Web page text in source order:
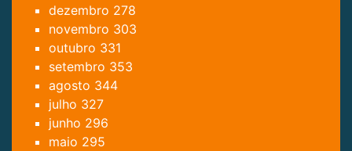
dezembro 278
novembro 303
outubro 331
setembro 353
agosto 344
julho 327
junho 296
maio 295